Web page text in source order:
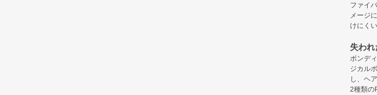
ファイ
メージ
けにく
失わ
ボンデ
ジカル
し、ヘ
2種類の